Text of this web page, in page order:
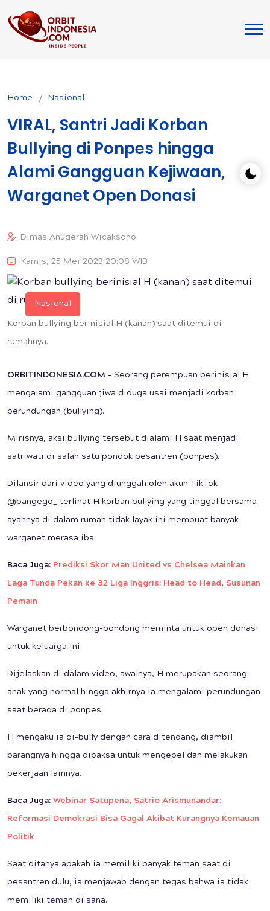
Home Nasional
VIRAL, Santri Jadi Korban
Bullying di Ponpes hingga
Alami Gangguan Kejiwaan,
Warganet Open Donasi
Dimas Anugerah Wicaksono
Kamis, 25 Mei 2023 20:08 WIB
Korban bullying berinisial H (kanan) saat ditemui di
rumahnya.
Nasional
ORBITINDONESIA.COM – Seorang perempuan berinisial H
mengalami gangguan jiwa diduga usai menjadi korban
perundungan (bullying).
Mirisnya, aksi bullying tersebut dialami H saat menjadi
satriwati di salah satu pondok pesantren (ponpes).
Dilansir dari video yang diunggah oleh akun TikTok
@bangego_ terlihat H korban bullying yang tinggal bersama
ayahnya di dalam rumah tidak layak ini membuat banyak
warganet merasa iba.
Baca Juga: Prediksi Skor Man United vs Chelsea Mainkan
Laga Tunda Pekan ke 32 Liga Inggris: Head to Head, Susunan
Pemain
Warganet berbondong-bondong meminta untuk open donasi
untuk keluarga ini.
Dijelaskan di dalam video, awalnya, H merupakan seorang
anak yang normal hingga akhirnya ia mengalami perundungan
saat berada di ponpes.
H mengaku ia di-bully dengan cara ditendang, diambil
barangnya hingga dipaksa untuk mengepel dan melakukan
pekerjaan lainnya.
Baca Juga: Webinar Satupena, Satrio Arismunandar:
Reformasi Demokrasi Bisa Gagal Akibat Kurangnya Kemauan
Politik
Saat ditanya apakah ia memiliki banyak teman saat di
pesantren dulu, ia menjawab dengan tegas bahwa ia tidak
memiliki teman di sana.